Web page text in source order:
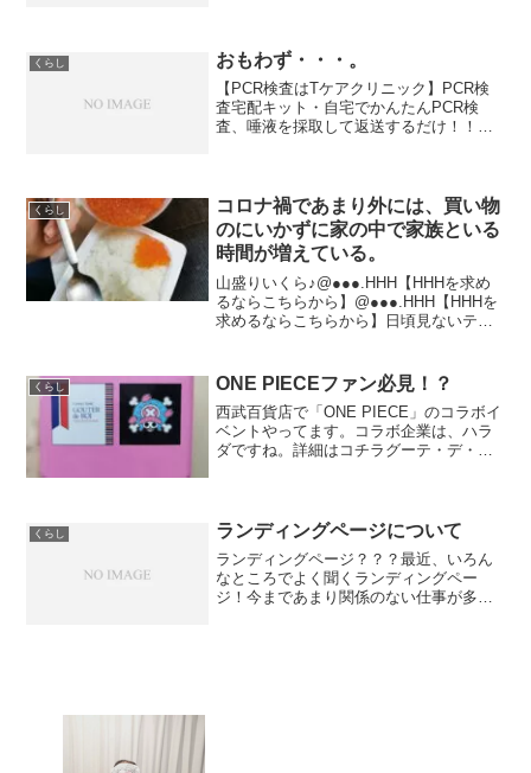
めるなら...
くらし おもわず・・・。
【PCR検査はTケアクリニック】PCR検
査宅配キット・自宅でかんたんPCR検
査、唾液を採取して返送するだけ！！・
104種類もの面白くて...
くらし
コロナ禍であまり外には、買い物
のにいかずに家の中で家族といる
時間が増えている。
山盛りいくら♪@●●●.HHH【HHHを求め
るならこちらから】@●●●.HHH【HHHを
求めるならこちらから】日頃見ないテレ
ず、家族や親族と過ごしている。また、
くらし ONE PIECEファン必見！？
西武百貨店で「ONE PIECE」のコラボイ
ベントやってます。コラボ企業は、ハラ
ダですね。詳細はコチラグーテ・デ・ロ
ております。我...
くらし ランディングページについて
ランディングページ？？？最近、いろん
なところでよく聞くランディングペー
ジ！今まであまり関係のない仕事が多か